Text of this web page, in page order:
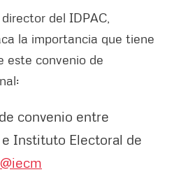
del IDPAC,
la importancia que tiene
este convenio de
convenio entre
e Instituto Electoral de
@iecm